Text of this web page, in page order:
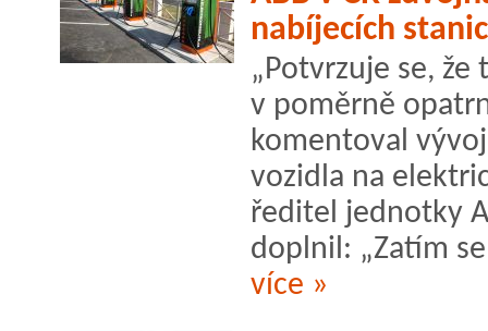
nabíjecích stanic
„Potvrzuje se,
v poměrně
komentoval
vozidla na
ředitel jednotky
doplnil: „Zatím
více »